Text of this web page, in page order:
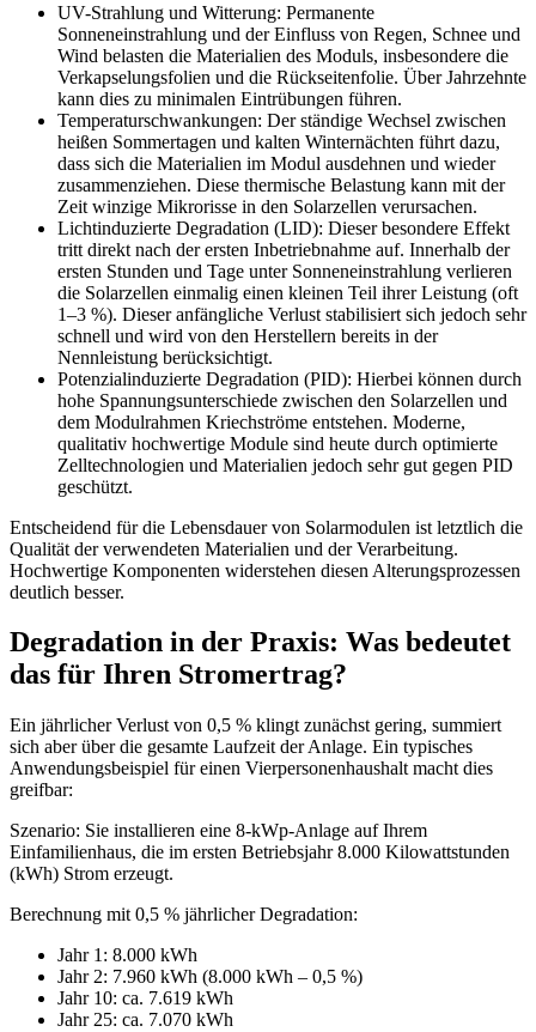
UV-Strahlung und Witterung: Permanente
Sonneneinstrahlung und der Einfluss von Regen, Schnee und
Wind belasten die Materialien des Moduls, insbesondere die
Verkapselungsfolien und die Rückseitenfolie. Über Jahrzehnte
kann dies zu minimalen Eintrübungen führen.
Temperaturschwankungen: Der ständige Wechsel zwischen
heißen Sommertagen und kalten Winternächten führt dazu,
dass sich die Materialien im Modul ausdehnen und wieder
zusammenziehen. Diese thermische Belastung kann mit der
Zeit winzige Mikrorisse in den Solarzellen verursachen.
Lichtinduzierte Degradation (LID): Dieser besondere Effekt
tritt direkt nach der ersten Inbetriebnahme auf. Innerhalb der
ersten Stunden und Tage unter Sonneneinstrahlung verlieren
die Solarzellen einmalig einen kleinen Teil ihrer Leistung (oft
1–3 %). Dieser anfängliche Verlust stabilisiert sich jedoch sehr
schnell und wird von den Herstellern bereits in der
Nennleistung berücksichtigt.
Potenzialinduzierte Degradation (PID): Hierbei können durch
hohe Spannungsunterschiede zwischen den Solarzellen und
dem Modulrahmen Kriechströme entstehen. Moderne,
qualitativ hochwertige Module sind heute durch optimierte
Zelltechnologien und Materialien jedoch sehr gut gegen PID
geschützt.
Entscheidend für die Lebensdauer von Solarmodulen ist letztlich die
Qualität der verwendeten Materialien und der Verarbeitung.
Hochwertige Komponenten widerstehen diesen Alterungsprozessen
deutlich besser.
Degradation in der Praxis: Was bedeutet
das für Ihren Stromertrag?
Ein jährlicher Verlust von 0,5 % klingt zunächst gering, summiert
sich aber über die gesamte Laufzeit der Anlage. Ein typisches
Anwendungsbeispiel für einen Vierpersonenhaushalt macht dies
greifbar:
Szenario: Sie installieren eine 8-kWp-Anlage auf Ihrem
Einfamilienhaus, die im ersten Betriebsjahr 8.000 Kilowattstunden
(kWh) Strom erzeugt.
Berechnung mit 0,5 % jährlicher Degradation:
Jahr 1: 8.000 kWh
Jahr 2: 7.960 kWh (8.000 kWh – 0,5 %)
Jahr 10: ca. 7.619 kWh
Jahr 25: ca. 7.070 kWh